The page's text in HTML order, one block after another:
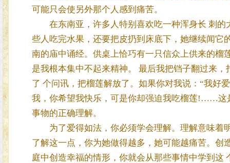
可能只会使另外那个人感到痛苦。
在东南亚，许多人特别喜欢吃一种浑身长 刺的
些人吃完水果，还要把皮扔到床底下，她继续闻它
南的庙中诵经。供桌上恰巧有一只信众上供来的榴
是我根本集中不起来精神。 最后我把铛子翻过来
了 个问讯，把榴莲解放了。如果你对我说：“我好
我，你希望我快乐，可是你却强迫我吃榴莲!……这
事物的正确理解。
为了爱得如法，你必须学会理解。理解意味着
了解这一点，你为她做得越多，她可能越痛苦。
庭中创造幸福的情形，你就会从那些事情中学到